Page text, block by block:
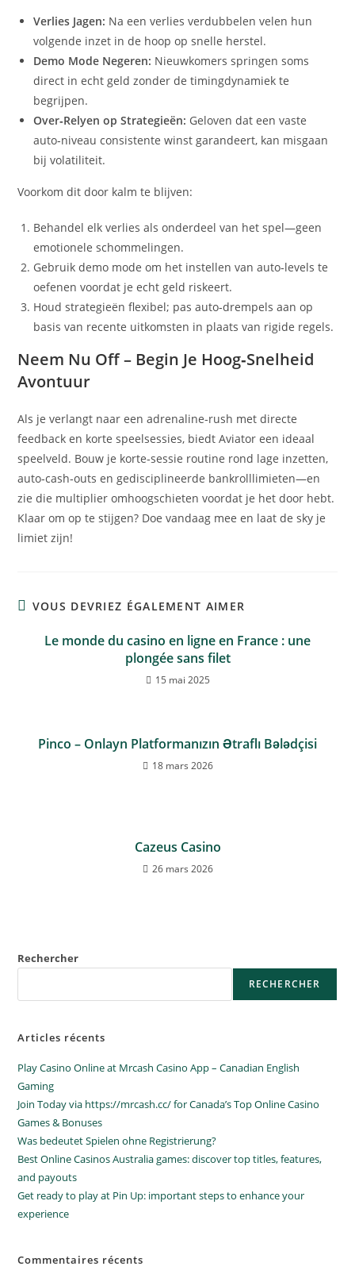
Verlies Jagen: Na een verlies verdubbelen velen hun
volgende inzet in de hoop op snelle herstel.
Demo Mode Negeren: Nieuwkomers springen soms
direct in echt geld zonder de timingdynamiek te
begrijpen.
Over‑Relyen op Strategieën: Geloven dat een vaste
auto‑niveau consistente winst garandeert, kan misgaan
bij volatiliteit.
Voorkom dit door kalm te blijven:
Behandel elk verlies als onderdeel van het spel—geen
emotionele schommelingen.
Gebruik demo mode om het instellen van auto‑levels te
oefenen voordat je echt geld riskeert.
Houd strategieën flexibel; pas auto‑drempels aan op
basis van recente uitkomsten in plaats van rigide regels.
Neem Nu Off – Begin Je Hoog‑Snelheid
Avontuur
Als je verlangt naar een adrenaline‑rush met directe
feedback en korte speelsessies, biedt Aviator een ideaal
speelveld. Bouw je korte‑sessie routine rond lage inzetten,
auto‑cash‑outs en gedisciplineerde bankrolllimieten—en
zie die multiplier omhoogschieten voordat je het door hebt.
Klaar om op te stijgen? Doe vandaag mee en laat de sky je
limiet zijn!
VOUS DEVRIEZ ÉGALEMENT AIMER
Le monde du casino en ligne en France : une
plongée sans filet
15 mai 2025
Pinco – Onlayn Platformanızın Ətraflı Bələdçisi
18 mars 2026
Cazeus Casino
26 mars 2026
Rechercher
RECHERCHER
Articles récents
Play Casino Online at Mrcash Casino App – Canadian English
Gaming
Join Today via https://mrcash.cc/ for Canada’s Top Online Casino
Games & Bonuses
Was bedeutet Spielen ohne Registrierung?
Best Online Casinos Australia games: discover top titles, features,
and payouts
Get ready to play at Pin Up: important steps to enhance your
experience
Commentaires récents